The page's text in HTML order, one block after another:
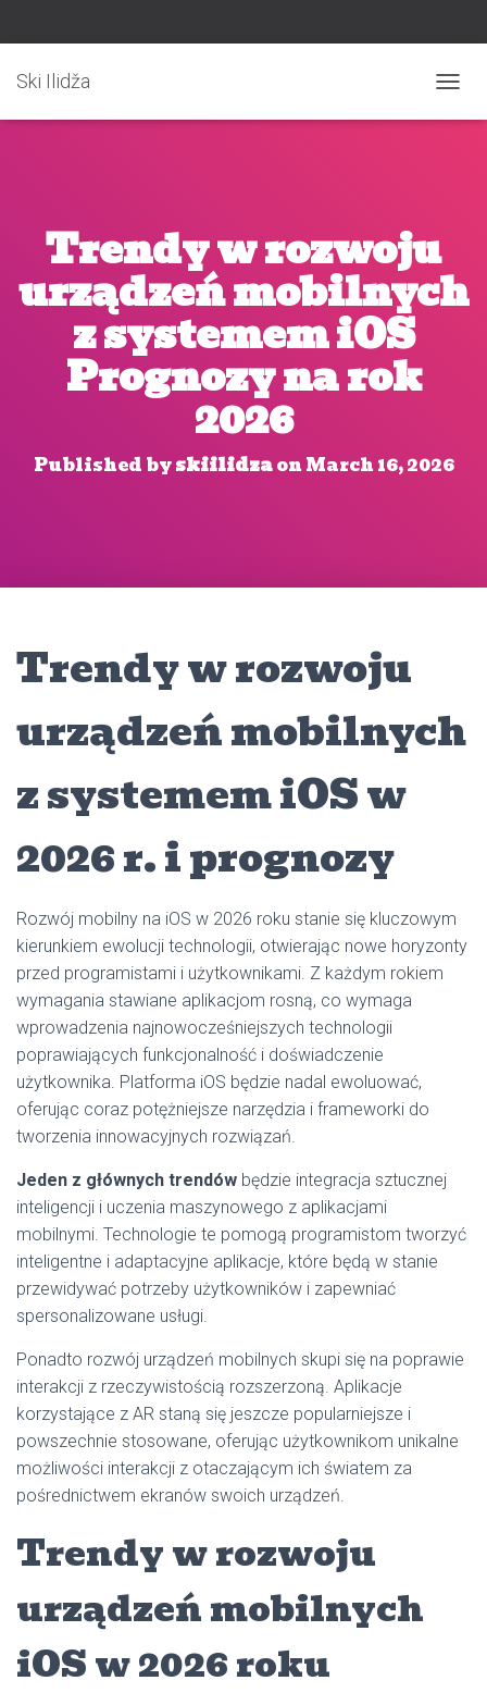
Ski Ilidža
O
G
Trendy w rozwoju
urządzeń mobilnych
z systemem iOS
Prognozy na rok
2026
Published byskiilidzaon March 16, 2026
Trendy w rozwoju
urządzeń mobilnych
z systemem iOS w
2026 r. i prognozy
Rozwój mobilny na iOS w 2026 roku stanie się kluczowym
kierunkiem ewolucji technologii, otwierając nowe horyzonty
przed programistami i użytkownikami. Z każdym rokiem
wymagania stawiane aplikacjom rosną, co wymaga
wprowadzenia najnowocześniejszych technologii
poprawiających funkcjonalność i doświadczenie
użytkownika. Platforma iOS będzie nadal ewoluować,
oferując coraz potężniejsze narzędzia i frameworki do
tworzenia innowacyjnych rozwiązań.
Jeden z głównych trendów będzie integracja sztucznej
inteligencji i uczenia maszynowego z aplikacjami
mobilnymi. Technologie te pomogą programistom tworzyć
inteligentne i adaptacyjne aplikacje, które będą w stanie
przewidywać potrzeby użytkowników i zapewniać
spersonalizowane usługi.
Ponadto rozwój urządzeń mobilnych skupi się na poprawie
interakcji z rzeczywistością rozszerzoną. Aplikacje
korzystające z AR staną się jeszcze popularniejsze i
powszechnie stosowane, oferując użytkownikom unikalne
możliwości interakcji z otaczającym ich światem za
pośrednictwem ekranów swoich urządzeń.
Trendy w rozwoju
urządzeń mobilnych
iOS w 2026 roku